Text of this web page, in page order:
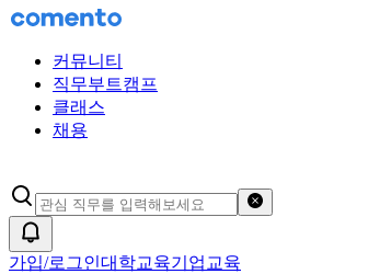
커뮤니티
직무부트캠프
클래스
채용
가입/로그인대학교육기업교육